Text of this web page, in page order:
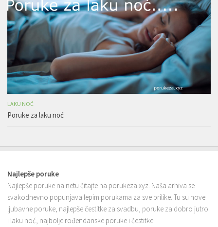
LAKU NOĆ
Poruke za laku noć
Najlepše poruke
Najlepše poruke na netu čitajte na porukeza.xyz. Naša arhiva se
svakodnevno popunjava lepim porukama za sve prilike. Tu su nove
ljubavne poruke, najlepše čestitke za svadbu, poruke za dobro jutro
i laku noć, najbolje rođendanske poruke i čestitke.